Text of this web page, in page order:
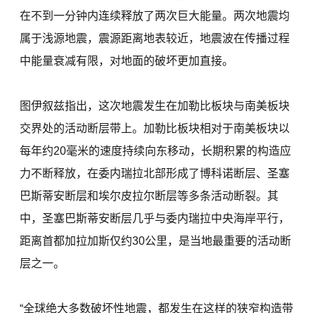
在不到一分钟内连续释放了两次巨大能量。两次地震均
属于浅源地震，震源距离地表较近，地震波在传播过程
中能量衰减有限，对地面的破坏更加直接。
图伊叙兹指出，这次地震发生在加勒比板块与南美板块
交界处的活动断层带上。加勒比板块相对于南美板块以
每年约20毫米的速度持续向东移动，长期积累的构造应
力不断释放，在委内瑞拉北部形成了博科诺断层、圣塞
巴斯蒂安断层和埃尔皮拉尔断层等多条活动断裂。其
中，圣塞巴斯蒂安断层几乎与委内瑞拉中央海岸平行，
距离首都加拉加斯仅约30公里，是当地最重要的活动断
层之一。
“全球绝大多数破坏性地震，都发生在这样的狭窄构造带